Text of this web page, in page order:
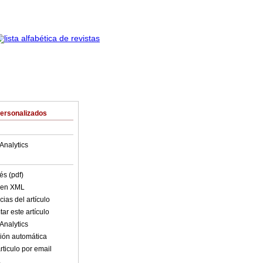
(pdf)
XML
del artículo
este artículo
automática
por email